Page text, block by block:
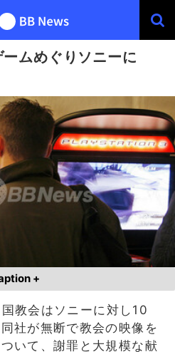
ムめぐりソニーに
+
教会はソニーに対し10
社が無断で教会の映像を
いて、謝罪と大規模な献